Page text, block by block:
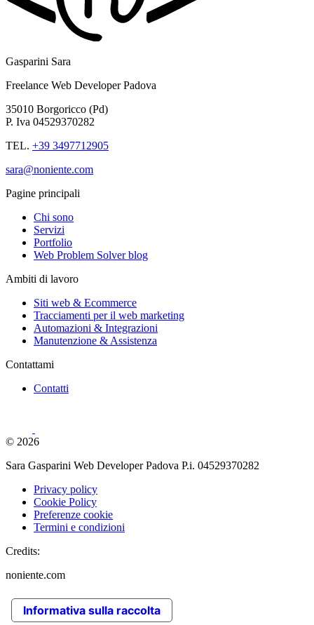
Gasparini Sara
Freelance Web Developer Padova
35010 Borgoricco (Pd)
P. Iva 04529370282
TEL. +39 3497712905
sara@noniente.com
Pagine principali
Chi sono
Servizi
Portfolio
Web Problem Solver blog
Ambiti di lavoro
Siti web & Ecommerce
Tracciamenti per il web marketing
Automazioni & Integrazioni
Manutenzione & Assistenza
Contattami
Contatti
© 2026
Sara Gasparini Web Developer Padova P.i. 04529370282
Privacy policy
Cookie Policy
Preferenze cookie
Termini e condizioni
Credits:
noniente.com
Informativa sulla raccolta